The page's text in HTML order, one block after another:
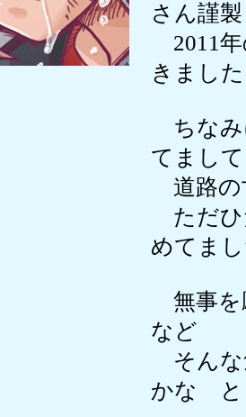
さん謹製
2011年
きまし
ちなみ
てまし
道路の
ただひ
めてま
無事を
など
そんな
かな と